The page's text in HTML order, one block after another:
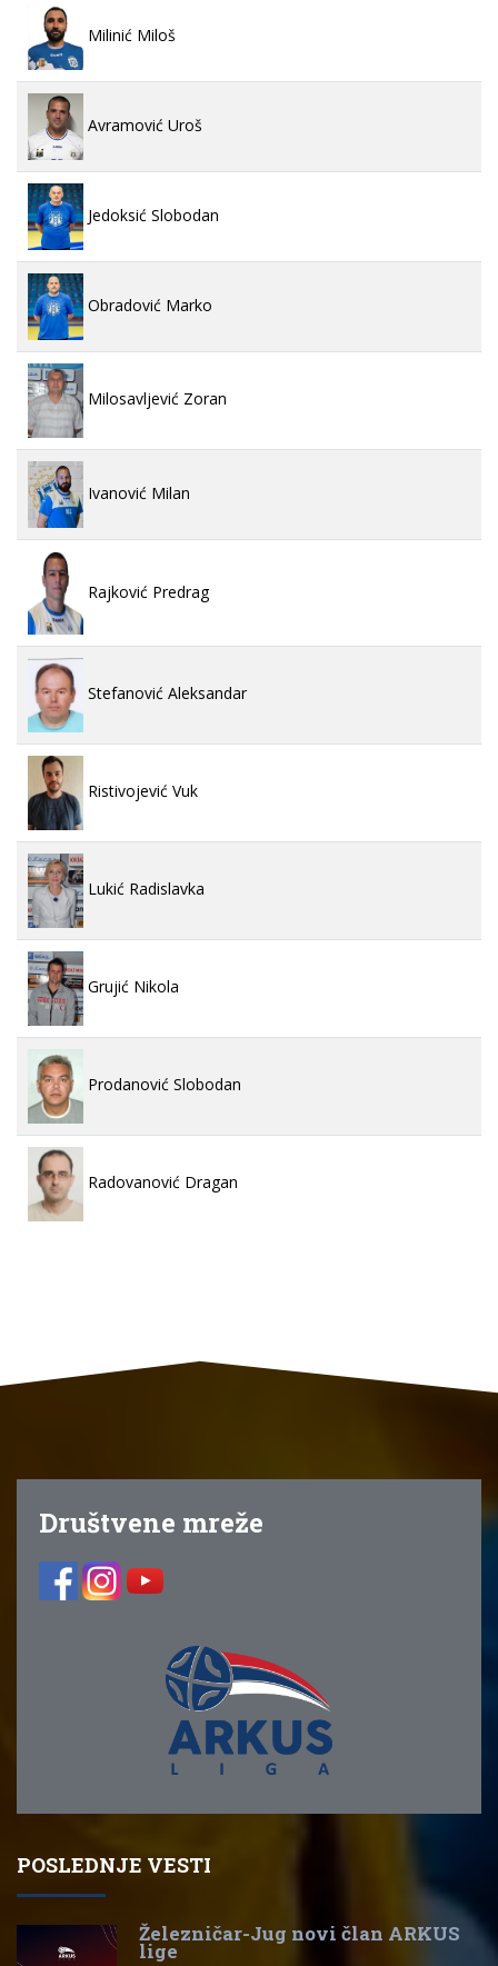
Milinić Miloš
Avramović Uroš
Jedoksić Slobodan
Obradović Marko
Milosavljević Zoran
Ivanović Milan
Rajković Predrag
Stefanović Aleksandar
Ristivojević Vuk
Lukić Radislavka
Grujić Nikola
Prodanović Slobodan
Radovanović Dragan
Društvene mreže
POSLEDNJE VESTI
Železničar-Jug novi član ARKUS
lige